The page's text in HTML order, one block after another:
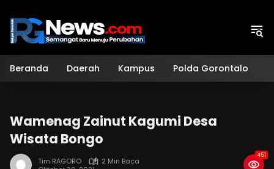
konten
Beranda Daerah Kampus Polda Gorontalo
Wamenag Zainut Kagumi Desa
Wisata Bongo
Tim RAGORO
2 Min Baca
451